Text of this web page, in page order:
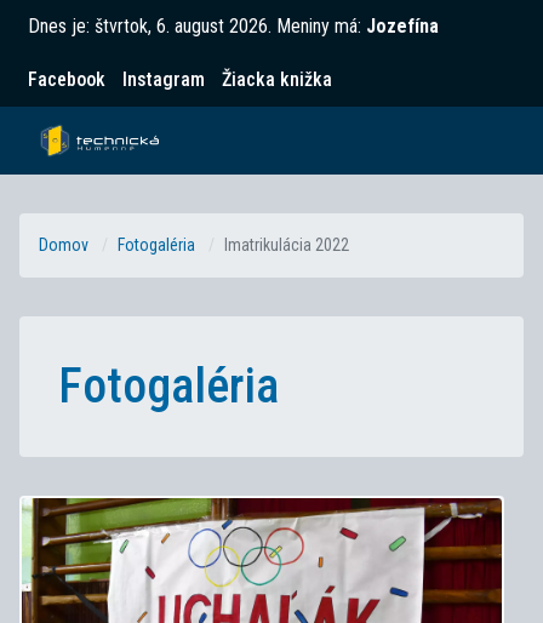
Dnes je: štvrtok, 6. august 2026. Meniny má: Jozefína
Facebook Instagram Žiacka knižka
Domov Fotogaléria Imatrikulácia 2022
Fotogaléria